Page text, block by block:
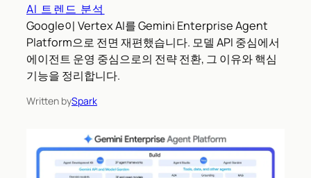
AI 트렌드 분석
Google이 Vertex AI를 Gemini Enterprise Agent
Platform으로 전면 재편했습니다. 모델 API 중심에서
에이전트 운영 중심으로의 전략 전환, 그 이유와 핵심
기능을 정리합니다.
Written bySpark